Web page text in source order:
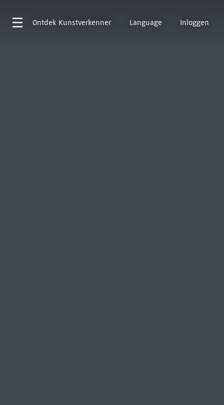
Ontdek Kunstverkenner Language Inloggen